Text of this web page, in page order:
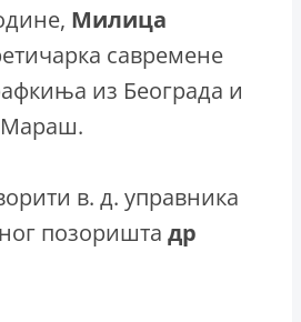
Милица
савремене
из Београда и
в. д. управника
позоришта др